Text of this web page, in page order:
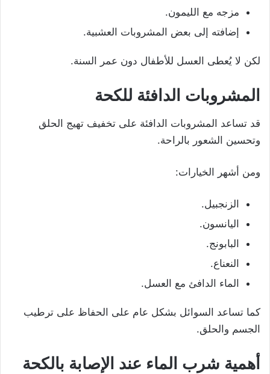
مزجه مع الليمون.
إضافته إلى بعض المشروبات العشبية.
لكن لا يُعطى العسل للأطفال دون عمر السنة.
المشروبات الدافئة للكحة
قد تساعد المشروبات الدافئة على تخفيف تهيج الحلق
وتحسين الشعور بالراحة.
ومن أشهر الخيارات:
الزنجبيل.
اليانسون.
البابونج.
النعناع.
الماء الدافئ مع العسل.
كما تساعد السوائل بشكل عام على الحفاظ على ترطيب
الجسم والحلق.
أهمية شرب الماء عند الإصابة بالكحة